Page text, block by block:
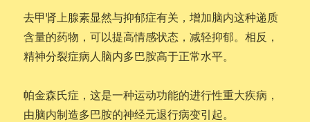
去甲肾上腺素显然与抑郁症有关，增加脑内这种递质
含量的药物，可以提高情感状态，减轻抑郁。相反，
精神分裂症病人脑内多巴胺高于正常水平。
帕金森氏症，这是一种运动功能的进行性重大疾病，
由脑内制造多巴胺的神经元退行病变引起。